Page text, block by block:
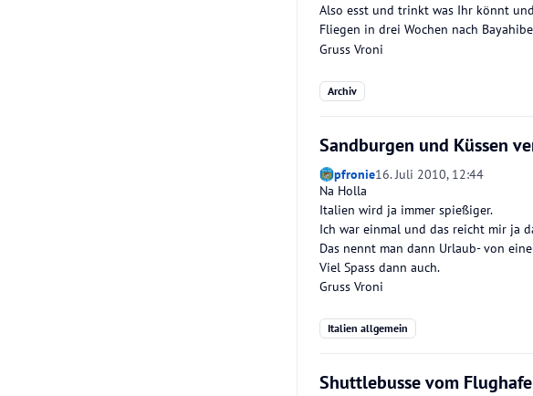
Also esst und trinkt was Ihr könnt
Fliegen in drei Wochen nach
Gruss Vroni
Archiv
Sandburgen und Küssen
pfronie16. Juli 2010, 12:44
Na Holla
Italien wird ja immer spießiger.
Ich war einmal und das reicht mir ja
Das nennt man dann Urlaub- von
Viel Spass dann auch.
Gruss Vroni
Italien allgemein
Shuttlebusse vom